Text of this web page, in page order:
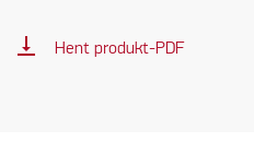
vertical_align_bottom Hent produkt-PDF